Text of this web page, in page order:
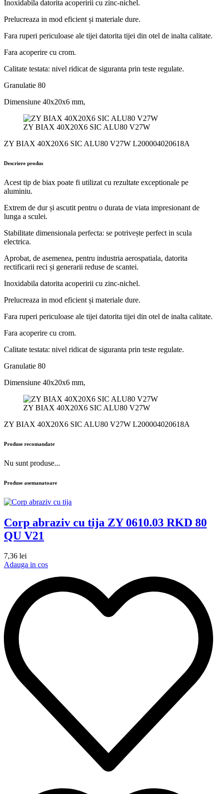
Inoxidabila datorita acoperirii cu zinc-nichel.
Prelucreaza in mod eficient și materiale dure.
Fara ruperi periculoase ale tijei datorita tijei din otel de inalta calitate.
Fara acoperire cu crom.
Calitate testata: nivel ridicat de siguranta prin teste regulate.
Granulatie 80
Dimensiune 40x20x6 mm,
ZY BIAX 40X20X6 SIC ALU80 V27W
ZY BIAX 40X20X6 SIC ALU80 V27W L200004020618A
Descriere produs
Acest tip de biax poate fi utilizat cu rezultate exceptionale pe
aluminiu.
Extrem de dur și ascutit pentru o durata de viata impresionant de
lunga a sculei.
Stabilitate dimensionala perfecta: se potrivește perfect in scula
electrica.
Aprobat, de asemenea, pentru industria aerospatiala, datorita
rectificarii reci și generarii reduse de scantei.
Inoxidabila datorita acoperirii cu zinc-nichel.
Prelucreaza in mod eficient și materiale dure.
Fara ruperi periculoase ale tijei datorita tijei din otel de inalta calitate.
Fara acoperire cu crom.
Calitate testata: nivel ridicat de siguranta prin teste regulate.
Granulatie 80
Dimensiune 40x20x6 mm,
ZY BIAX 40X20X6 SIC ALU80 V27W
ZY BIAX 40X20X6 SIC ALU80 V27W L200004020618A
Produse recomandate
Nu sunt produse...
Produse asemanatoare
Corp abraziv cu tija ZY 0610.03 RKD 80
QU V21
7,36 lei
Adauga in cos